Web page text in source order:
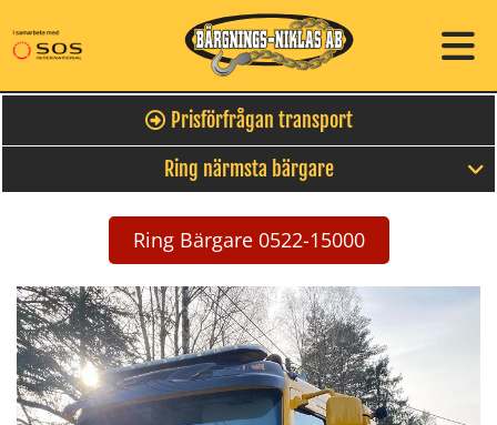
Prisförfrågan transport
Ring närmsta bärgare
Ring Bärgare 0522-15000